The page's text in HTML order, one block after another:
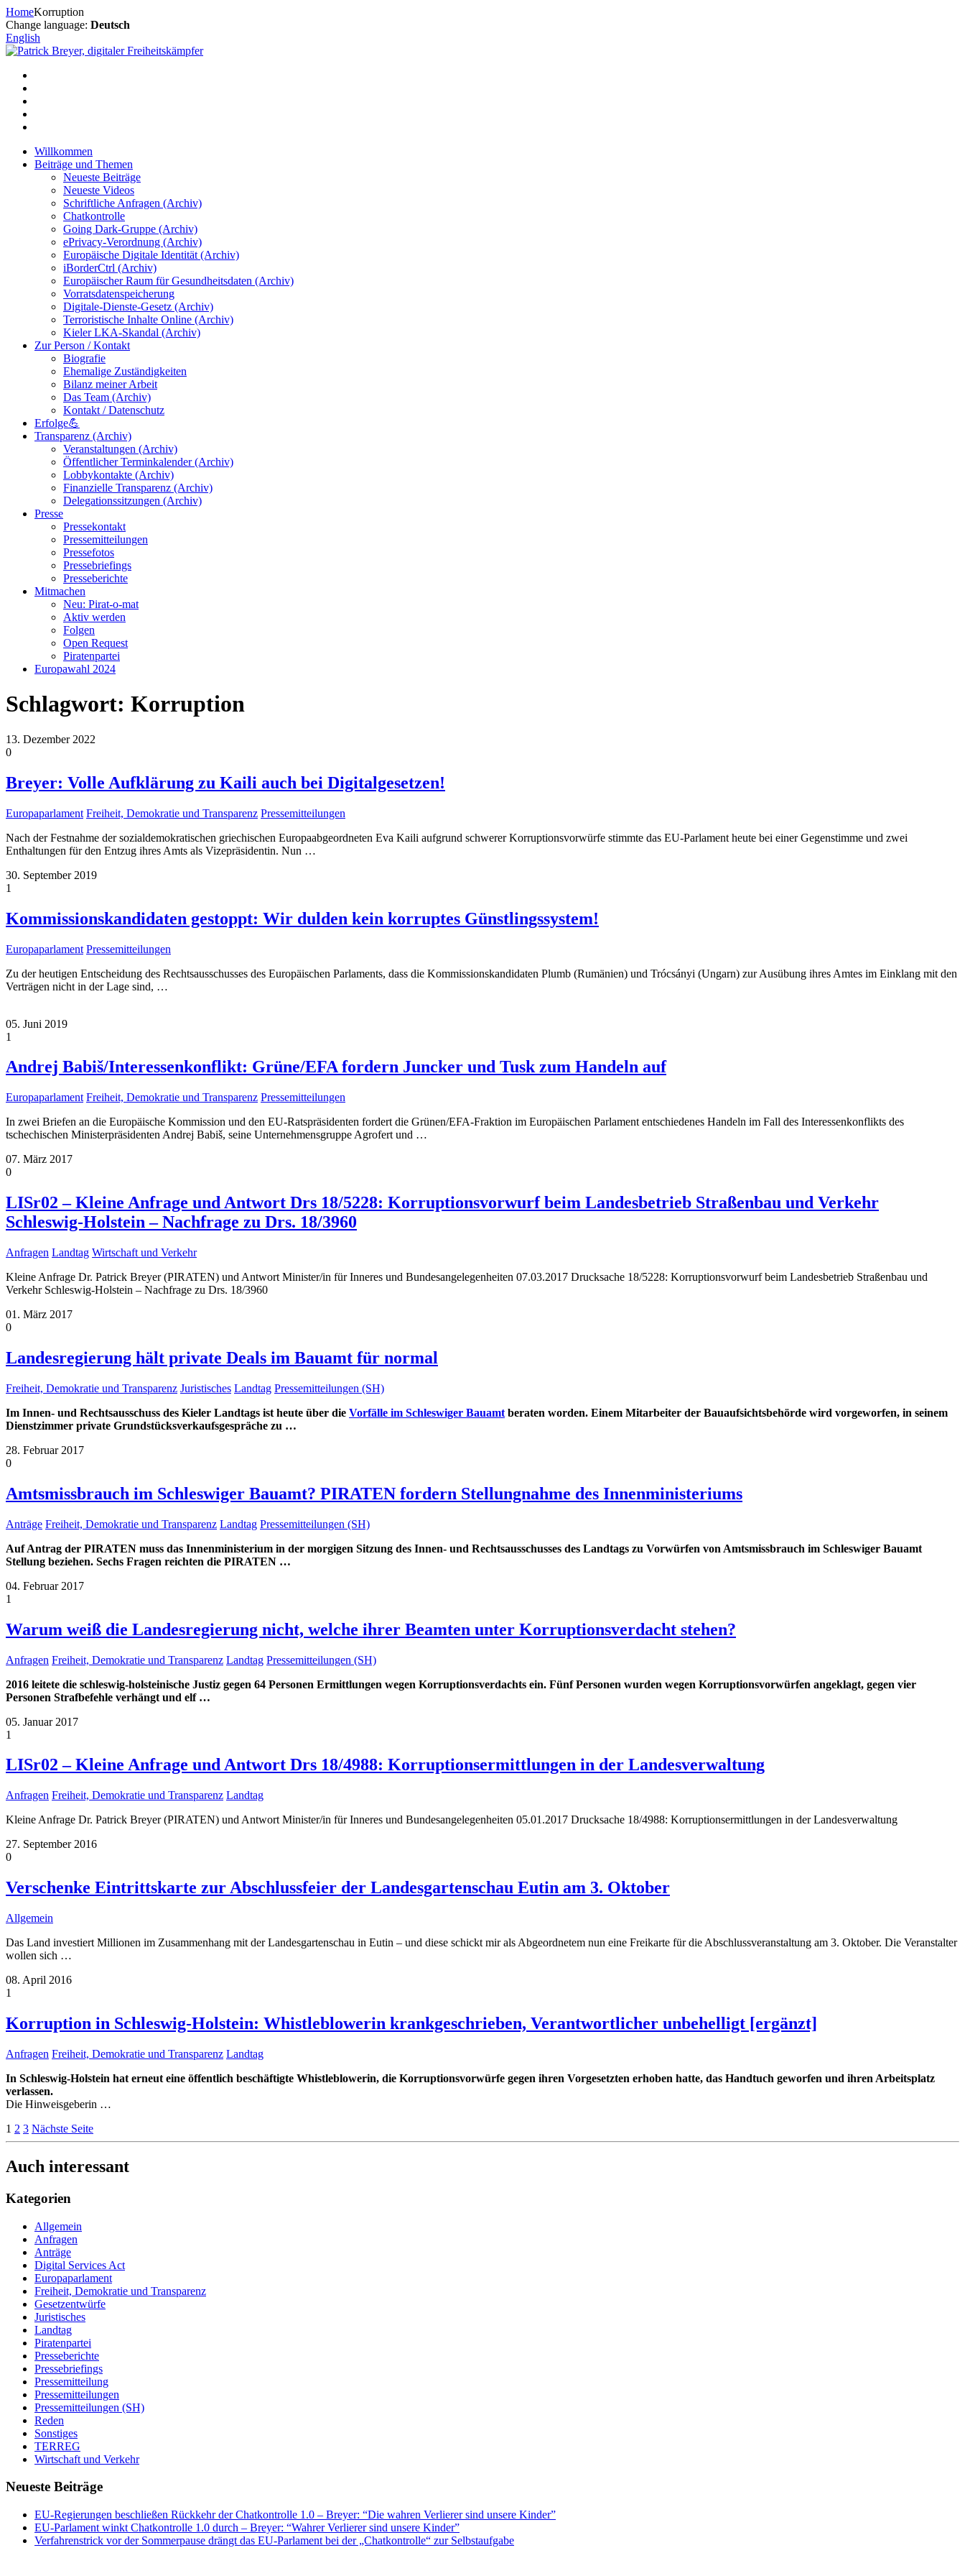
Zum
Inhalt
springen
HomeKorruption
Change language: Deutsch
English
Willkommen
Beiträge und Themen
Neueste Beiträge
Neueste Videos
Schriftliche Anfragen (Archiv)
Chatkontrolle
Going Dark-Gruppe (Archiv)
ePrivacy-Verordnung (Archiv)
Europäische Digitale Identität (Archiv)
iBorderCtrl (Archiv)
Europäischer Raum für Gesundheitsdaten (Archiv)
Vorratsdatenspeicherung
Digitale-Dienste-Gesetz (Archiv)
Terroristische Inhalte Online (Archiv)
Kieler LKA-Skandal (Archiv)
Zur Person / Kontakt
Biografie
Ehemalige Zuständigkeiten
Bilanz meiner Arbeit
Das Team (Archiv)
Kontakt / Datenschutz
Erfolge💪
Transparenz (Archiv)
Veranstaltungen (Archiv)
Öffentlicher Terminkalender (Archiv)
Lobbykontakte (Archiv)
Finanzielle Transparenz (Archiv)
Delegationssitzungen (Archiv)
Presse
Pressekontakt
Pressemitteilungen
Pressefotos
Pressebriefings
Presseberichte
Mitmachen
Neu: Pirat-o-mat
Aktiv werden
Folgen
Open Request
Piratenpartei
Europawahl 2024
Schlagwort: Korruption
13. Dezember 2022
0
Breyer: Volle Aufklärung zu Kaili auch bei Digitalgesetzen!
Europaparlament Freiheit, Demokratie und Transparenz Pressemitteilungen
Nach der Festnahme der sozialdemokratischen griechischen Europaabgeordneten Eva Kaili aufgrund schwerer Korruptionsvorwürfe stimmte das EU-Parlament heute bei einer Gegenstimme und zwei
Enthaltungen für den Entzug ihres Amts als Vizepräsidentin. Nun …
30. September 2019
1
Kommissionskandidaten gestoppt: Wir dulden kein korruptes Günstlingssystem!
Europaparlament Pressemitteilungen
Zu der heutigen Entscheidung des Rechtsausschusses des Europäischen Parlaments, dass die Kommissionskandidaten Plumb (Rumänien) und Trócsányi (Ungarn) zur Ausübung ihres Amtes im Einklang mit den
Verträgen nicht in der Lage sind, …
05. Juni 2019
1
Andrej Babiš/Interessenkonflikt: Grüne/EFA fordern Juncker und Tusk zum Handeln auf
Europaparlament Freiheit, Demokratie und Transparenz Pressemitteilungen
In zwei Briefen an die Europäische Kommission und den EU-Ratspräsidenten fordert die Grünen/EFA-Fraktion im Europäischen Parlament entschiedenes Handeln im Fall des Interessenkonflikts des
tschechischen Ministerpräsidenten Andrej Babiš, seine Unternehmensgruppe Agrofert und …
07. März 2017
0
LISr02 – Kleine Anfrage und Antwort Drs 18/5228: Korruptionsvorwurf beim Landesbetrieb Straßenbau und Verkehr
Schleswig-Holstein – Nachfrage zu Drs. 18/3960
Anfragen Landtag Wirtschaft und Verkehr
Kleine Anfrage Dr. Patrick Breyer (PIRATEN) und Antwort Minister/in für Inneres und Bundesangelegenheiten 07.03.2017 Drucksache 18/5228: Korruptionsvorwurf beim Landesbetrieb Straßenbau und
Verkehr Schleswig-Holstein – Nachfrage zu Drs. 18/3960
01. März 2017
0
Landesregierung hält private Deals im Bauamt für normal
Freiheit, Demokratie und Transparenz Juristisches Landtag Pressemitteilungen (SH)
Im Innen- und Rechtsausschuss des Kieler Landtags ist heute über die Vorfälle im Schleswiger Bauamt beraten worden. Einem Mitarbeiter der Bauaufsichtsbehörde wird vorgeworfen, in seinem
Dienstzimmer private Grundstücksverkaufsgespräche zu …
28. Februar 2017
0
Amtsmissbrauch im Schleswiger Bauamt? PIRATEN fordern Stellungnahme des Innenministeriums
Anträge Freiheit, Demokratie und Transparenz Landtag Pressemitteilungen (SH)
Auf Antrag der PIRATEN muss das Innenministerium in der morgigen Sitzung des Innen- und Rechtsausschusses des Landtags zu Vorwürfen von Amtsmissbrauch im Schleswiger Bauamt
Stellung beziehen. Sechs Fragen reichten die PIRATEN …
04. Februar 2017
1
Warum weiß die Landesregierung nicht, welche ihrer Beamten unter Korruptionsverdacht stehen?
Anfragen Freiheit, Demokratie und Transparenz Landtag Pressemitteilungen (SH)
2016 leitete die schleswig-holsteinische Justiz gegen 64 Personen Ermittlungen wegen Korruptionsverdachts ein. Fünf Personen wurden wegen Korruptionsvorwürfen angeklagt, gegen vier
Personen Strafbefehle verhängt und elf …
05. Januar 2017
1
LISr02 – Kleine Anfrage und Antwort Drs 18/4988: Korruptionsermittlungen in der Landesverwaltung
Anfragen Freiheit, Demokratie und Transparenz Landtag
Kleine Anfrage Dr. Patrick Breyer (PIRATEN) und Antwort Minister/in für Inneres und Bundesangelegenheiten 05.01.2017 Drucksache 18/4988: Korruptionsermittlungen in der Landesverwaltung
27. September 2016
0
Verschenke Eintrittskarte zur Abschlussfeier der Landesgartenschau Eutin am 3. Oktober
Allgemein
Das Land investiert Millionen im Zusammenhang mit der Landesgartenschau in Eutin – und diese schickt mir als Abgeordnetem nun eine Freikarte für die Abschlussveranstaltung am 3. Oktober. Die Veranstalter
wollen sich …
08. April 2016
1
Korruption in Schleswig-Holstein: Whistleblowerin krankgeschrieben, Verantwortlicher unbehelligt [ergänzt]
Anfragen Freiheit, Demokratie und Transparenz Landtag
In Schleswig-Holstein hat erneut eine öffentlich beschäftigte Whistleblowerin, die Korruptionsvorwürfe gegen ihren Vorgesetzten erhoben hatte, das Handtuch geworfen und ihren Arbeitsplatz
verlassen.
Die Hinweisgeberin …
1 2 3 Nächste Seite
Auch interessant
Kategorien
Allgemein
Anfragen
Anträge
Digital Services Act
Europaparlament
Freiheit, Demokratie und Transparenz
Gesetzentwürfe
Juristisches
Landtag
Piratenpartei
Presseberichte
Pressebriefings
Pressemitteilung
Pressemitteilungen
Pressemitteilungen (SH)
Reden
Sonstiges
TERREG
Wirtschaft und Verkehr
Neueste Beiträge
EU-Regierungen beschließen Rückkehr der Chatkontrolle 1.0 – Breyer: “Die wahren Verlierer sind unsere Kinder”
EU-Parlament winkt Chatkontrolle 1.0 durch – Breyer: “Wahrer Verlierer sind unsere Kinder”
Verfahrenstrick vor der Sommerpause drängt das EU-Parlament bei der „Chatkontrolle“ zur Selbstaufgabe